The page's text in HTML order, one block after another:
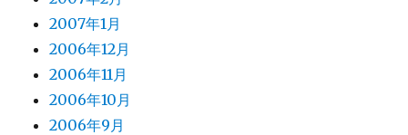
2007年1月
2006年12月
2006年11月
2006年10月
2006年9月